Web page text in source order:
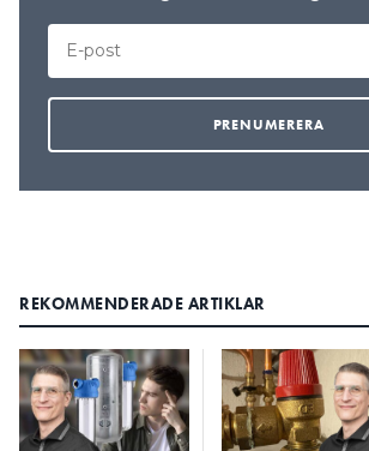
REKOMMENDERADE ARTIKLAR